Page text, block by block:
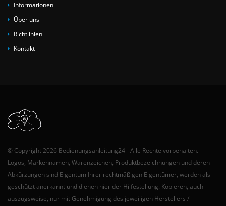
Informationen
Über uns
Richtlinien
Kontakt
© Copyright 2026 Bedienungsanleitung24 - Alle Rechte vorbehalten.
Logos, Markennamen, Warenzeichen, Produktbezeichnungen und deren
Abkürzungen sind Eigentum Ihrer rechtmäßigen Eigentümer, werden als
geschützt anerkannt und dienen hier der Hilfestellung. Kopieren, auch
auszugsweise, nur mit Genehmigung des jeweiligen Herstellers /